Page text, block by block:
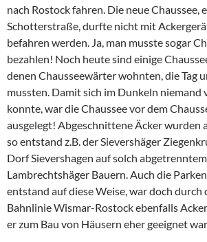
nach Rostock fahren. Die neue Chaussee,
Schotterstraße, durfte nicht mit
befahren werden. Ja, man musste sogar
bezahlen! Noch heute sind einige
denen Chausseewärter wohnten, die Tag
mussten. Damit sich im Dunkeln niemand
konnte, war die Chaussee vor dem
ausgelegt! Abgeschnittene Äcker wurden
so entstand z.B. der Sievershäger
Dorf Sievershagen auf solch
Lambrechtshäger Bauern. Auch die
entstand auf diese Weise, war doch durch
Bahnlinie Wismar-Rostock ebenfalls
er zum Bau von Häusern eher geeignet